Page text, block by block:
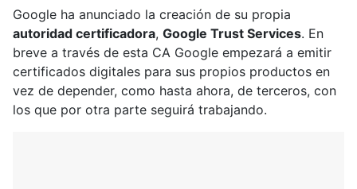
Google ha anunciado la creación de su propia
autoridad certificadora, Google Trust Services. En
breve a través de esta CA Google empezará a emitir
certificados digitales para sus propios productos en
vez de depender, como hasta ahora, de terceros, con
los que por otra parte seguirá trabajando.